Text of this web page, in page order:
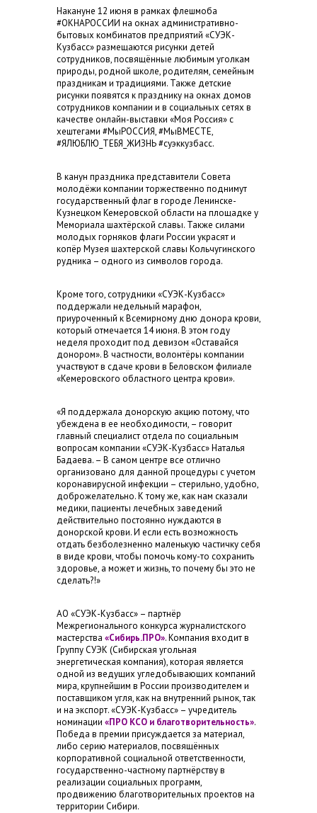
Накануне 12 июня в рамках флешмоба
#ОКНАРОССИИ на окнах административно-
бытовых комбинатов предприятий «СУЭК-
Кузбасс» размещаются рисунки детей
сотрудников, посвящённые любимым уголкам
природы, родной школе, родителям, семейным
праздникам и традициями. Также детские
рисунки появятся к празднику на окнах домов
сотрудников компании и в социальных сетях в
качестве онлайн-выставки «Моя Россия» с
хештегами #МыРОССИЯ, #МыВМЕСТЕ,
#ЯЛЮБЛЮ_ТЕБЯ_ЖИЗНЬ #суэккузбасс.
В канун праздника представители Совета
молодёжи компании торжественно поднимут
государственный флаг в городе Ленинске-
Кузнецком Кемеровской области на площадке у
Мемориала шахтёрской славы. Также силами
молодых горняков флаги России украсят и
копёр Музея шахтерской славы Кольчугинского
рудника – одного из символов города.
Кроме того, сотрудники «СУЭК-Кузбасс»
поддержали недельный марафон,
приуроченный к Всемирному дню донора крови,
который отмечается 14 июня. В этом году
неделя проходит под девизом «Оставайся
донором». В частности, волонтёры компании
участвуют в сдаче крови в Беловском филиале
«Кемеровского областного центра крови».
«Я поддержала донорскую акцию потому, что
убеждена в ее необходимости, – говорит
главный специалист отдела по социальным
вопросам компании «СУЭК-Кузбасс» Наталья
Бадаева. – В самом центре все отлично
организовано для данной процедуры с учетом
коронавирусной инфекции – стерильно, удобно,
доброжелательно. К тому же, как нам сказали
медики, пациенты лечебных заведений
действительно постоянно нуждаются в
донорской крови. И если есть возможность
отдать безболезненно маленькую частичку себя
в виде крови, чтобы помочь кому-то сохранить
здоровье, а может и жизнь, то почему бы это не
сделать?!»
АО «СУЭК-Кузбасс» – партнёр
Межрегионального конкурса журналистского
мастерства «Сибирь.ПРО». Компания входит в
Группу СУЭК (Сибирская угольная
энергетическая компания), которая является
одной из ведущих угледобывающих компаний
мира, крупнейшим в России производителем и
поставщиком угля, как на внутренний рынок, так
и на экспорт. «СУЭК-Кузбасс» – учредитель
номинации «ПРО КСО и благотворительность».
Победа в премии присуждается за материал,
либо серию материалов, посвящённых
корпоративной социальной ответственности,
государственно-частному партнёрству в
реализации социальных программ,
продвижению благотворительных проектов на
территории Сибири.